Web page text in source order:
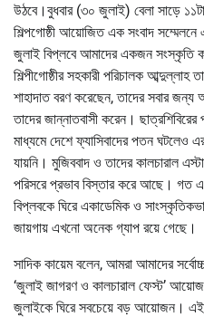
উঠবে।বুধবার (৩০ জুলাই) বেলা সাড়ে
শিল্পগোষ্ঠী আয়োজিত এক সংবাদ
জুলাই বিপ্লবে আমাদের একজন সংস্কৃতি
শিল্পীগোষ্ঠীর সহকারী পরিচালক
শাহাদাত বরণ করেছেন, তাদের সবার জন্য
তাদের জান্নাতবাসী করেন।
মাধ্যমে দেশে ফ্যাসিবাদের পতন
যায়নি। মুজিববাদ ও তাদের কালচারাল
পরিসরে প্রভাব বিস্তার করে আছে। গত
বিপ্লবকে ঘিরে একাডেমিক ও
জায়গায় এখনো অনেক গ্যাপ রয়ে গেছে।
সাদিক কায়েম বলেন, আমরা আমাদের
‘জুলাই জাগরণ ও কালচারাল ফেস্ট’
জুলাইকে ঘিরে সবচেয়ে বড় আয়োজন।